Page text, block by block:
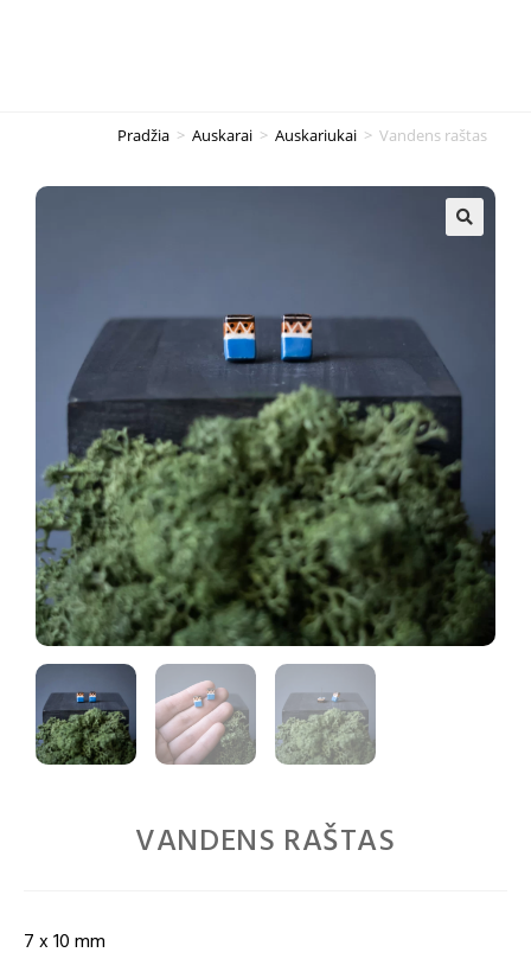
Pradžia > Auskarai > Auskariukai > Vandens raštas
VANDENS RAŠTAS
7 x 10 mm